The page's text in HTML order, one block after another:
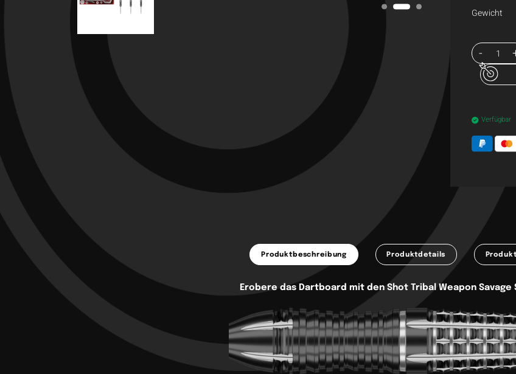
Gewicht
Verfügbar
Produktbeschreibung Produktdetails
Erobere das Dartboard mit denShot Tribal Weapon Savage